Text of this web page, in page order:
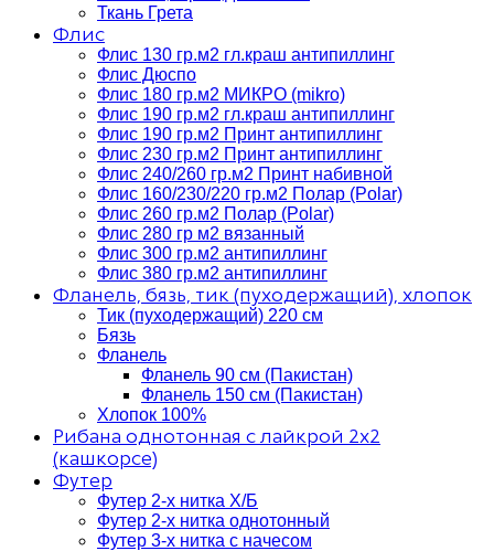
Ткань Грета
Флис
Флис 130 гр.м2 гл.краш антипиллинг
Флис Дюспо
Флис 180 гр.м2 МИКРО (mikro)
Флис 190 гр.м2 гл.краш антипиллинг
Флис 190 гр.м2 Принт антипиллинг
Флис 230 гр.м2 Принт антипиллинг
Флис 240/260 гр.м2 Принт набивной
Флис 160/230/220 гр.м2 Полар (Polar)
Флис 260 гр.м2 Полар (Polar)
Флис 280 гр м2 вязанный
Флис 300 гр.м2 антипиллинг
Флис 380 гр.м2 антипиллинг
Фланель, бязь, тик (пуходержащий), хлопок
Тик (пуходержащий) 220 см
Бязь
Фланель
Фланель 90 см (Пакистан)
Фланель 150 см (Пакистан)
Хлопок 100%
Рибана однотонная с лайкрой 2х2
(кашкорсе)
Футер
Футер 2-х нитка Х/Б
Футер 2-х нитка однотонный
Футер 3-х нитка с начесом